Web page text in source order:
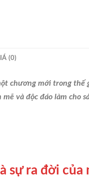
(0)
chương mới trong
và độc đáo làm cho
sự ra đời của